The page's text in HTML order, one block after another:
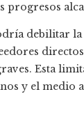
debilitar
Esta
y el medio